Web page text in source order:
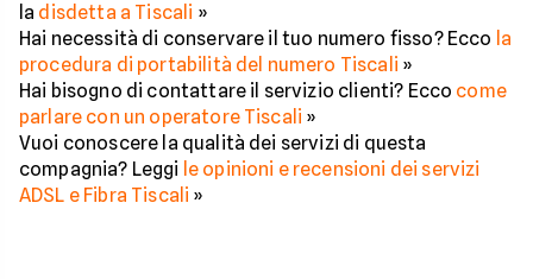
la disdetta a Tiscali »
Hai necessità di conservare il tuo numero fisso? Ecco la
procedura di portabilità del numero Tiscali »
Hai bisogno di contattare il servizio clienti? Ecco come
parlare con un operatore Tiscali »
Vuoi conoscere la qualità dei servizi di questa
compagnia? Leggi le opinioni e recensioni dei servizi
ADSL e Fibra Tiscali »